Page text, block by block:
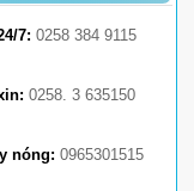
7: 0258 384 9115
0258. 3 635150
nóng: 0965301515